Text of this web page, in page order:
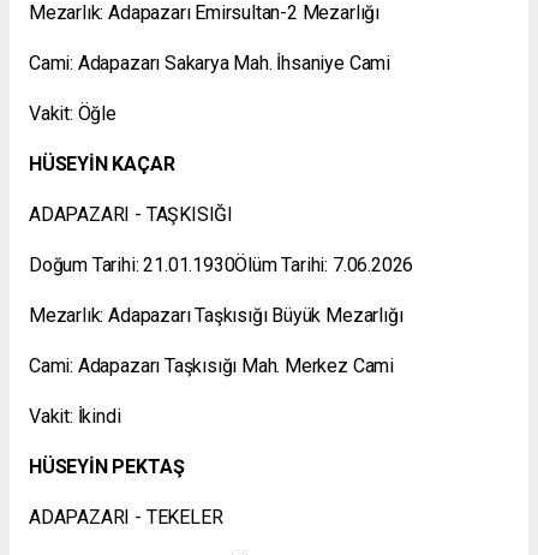
Mezarlık: Adapazarı Emirsultan-2 Mezarlığı
Cami: Adapazarı Sakarya Mah. İhsaniye Cami
Vakit: Öğle
HÜSEYİN KAÇAR
ADAPAZARI - TAŞKISIĞI
Doğum Tarihi: 21.01.1930Ölüm Tarihi: 7.06.2026
Mezarlık: Adapazarı Taşkısığı Büyük Mezarlığı
Cami: Adapazarı Taşkısığı Mah. Merkez Cami
Vakit: İkindi
HÜSEYİN PEKTAŞ
ADAPAZARI - TEKELER